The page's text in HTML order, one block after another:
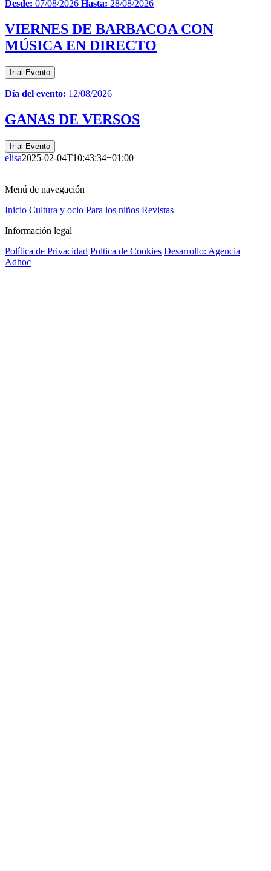
Desde: 07/08/2026 Hasta: 28/08/2026
VIERNES DE BARBACOA CON
MÚSICA EN DIRECTO
Ir al Evento
Día del evento: 12/08/2026
GANAS DE VERSOS
Ir al Evento
elisa2025-02-04T10:43:34+01:00
Menú de navegación
Inicio Cultura y ocio Para los niños Revistas
Información legal
Política de Privacidad Poltica de Cookies Desarrollo: Agencia
Adhoc